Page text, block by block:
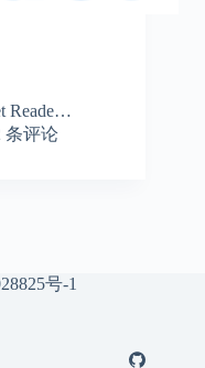
Reade…
条评论
号-1